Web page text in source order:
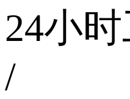
24小
/